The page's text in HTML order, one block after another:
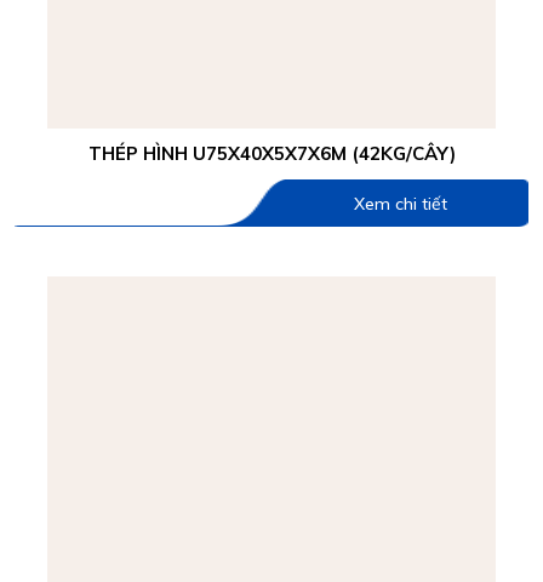
THÉP HÌNH U75X40X5X7X6M (42KG/CÂY)
Xem chi tiết